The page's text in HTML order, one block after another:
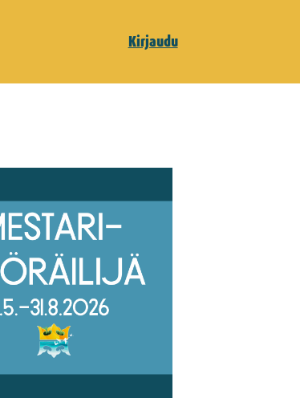
Kirjaudu